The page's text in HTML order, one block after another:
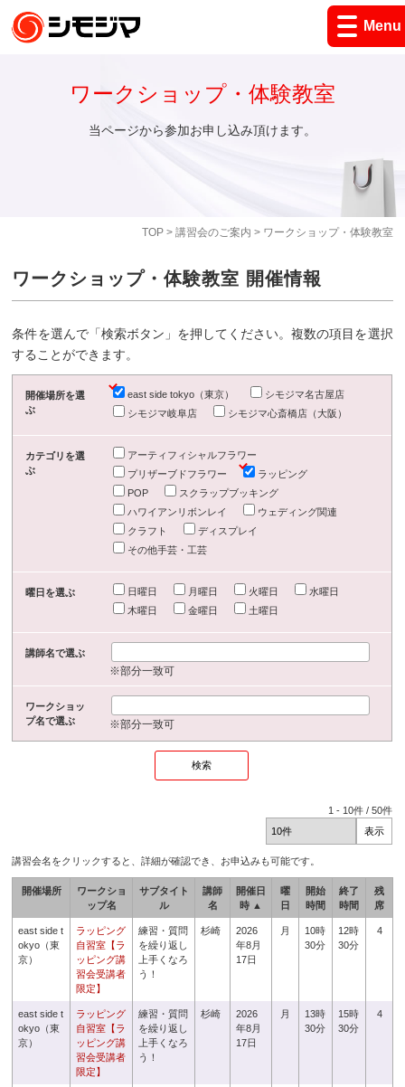
Menu
TOP> 講習会のご案内 > ワークショップ・体験教室
ワークショップ・体験教室
当ページから参加お申し込み頂けます。
ワークショップ・体験教室 開催情報
条件を選んで「検索ボタン」を押してください。複数の項目を選択
することができます。
開催場所を選
ぶ
east side tokyo（東京）
シモジマ名古屋店
シモジマ岐阜店
シモジマ心斎橋店（大阪）
カテゴリを選
ぶ
アーティフィシャルフラワー
プリザーブドフラワー
ラッピング
POP
スクラップブッキング
ハワイアンリボンレイ
ウェディング関連
クラフト
ディスプレイ
その他手芸・工芸
曜日を選ぶ 日曜日 月曜日 火曜日
水曜日
木曜日
金曜日 土曜日
講師名で選ぶ
※部分一致可
ワークショッ
プ名で選ぶ
※部分一致可
1 - 10件 /50件
講習会名をクリックすると、詳細が確認でき、お申込みも可能です。
開催場所
ワークショ
ップ名
サブタイト
ル
講師
名
開催日
時 ▲
曜
日
開始
時間
終了
時間
残
席
east side t
okyo（東
京）
ラッピング
自習室【ラ
ッピング講
習会受講者
限定】
練習・質問
を繰り返し
上手くなろ
う！
杉崎
2026
年8月
17日
月
10時
30分
12時
30分
4
east side t
okyo（東
京）
ラッピング
自習室【ラ
ッピング講
習会受講者
限定】
練習・質問
を繰り返し
上手くなろ
う！
杉崎
2026
年8月
17日
月
13時
30分
15時
30分
4